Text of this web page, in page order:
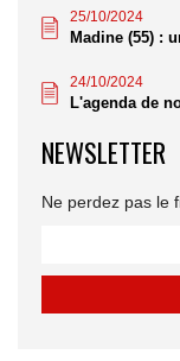
25/10/2024
Madine (55) :
24/10/2024
L'agenda de
NEWSLETTER
Ne perdez pas le